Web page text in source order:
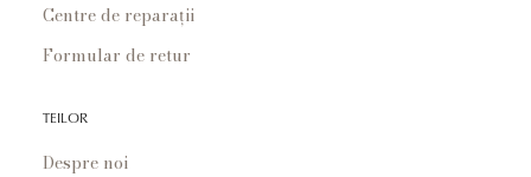
Centre de reparații
Formular de retur
TEILOR
Despre noi